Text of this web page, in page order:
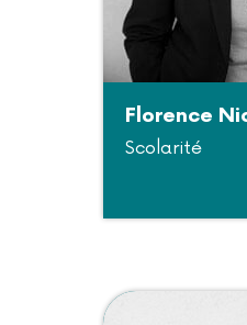
Florence
Scolarité
Plus